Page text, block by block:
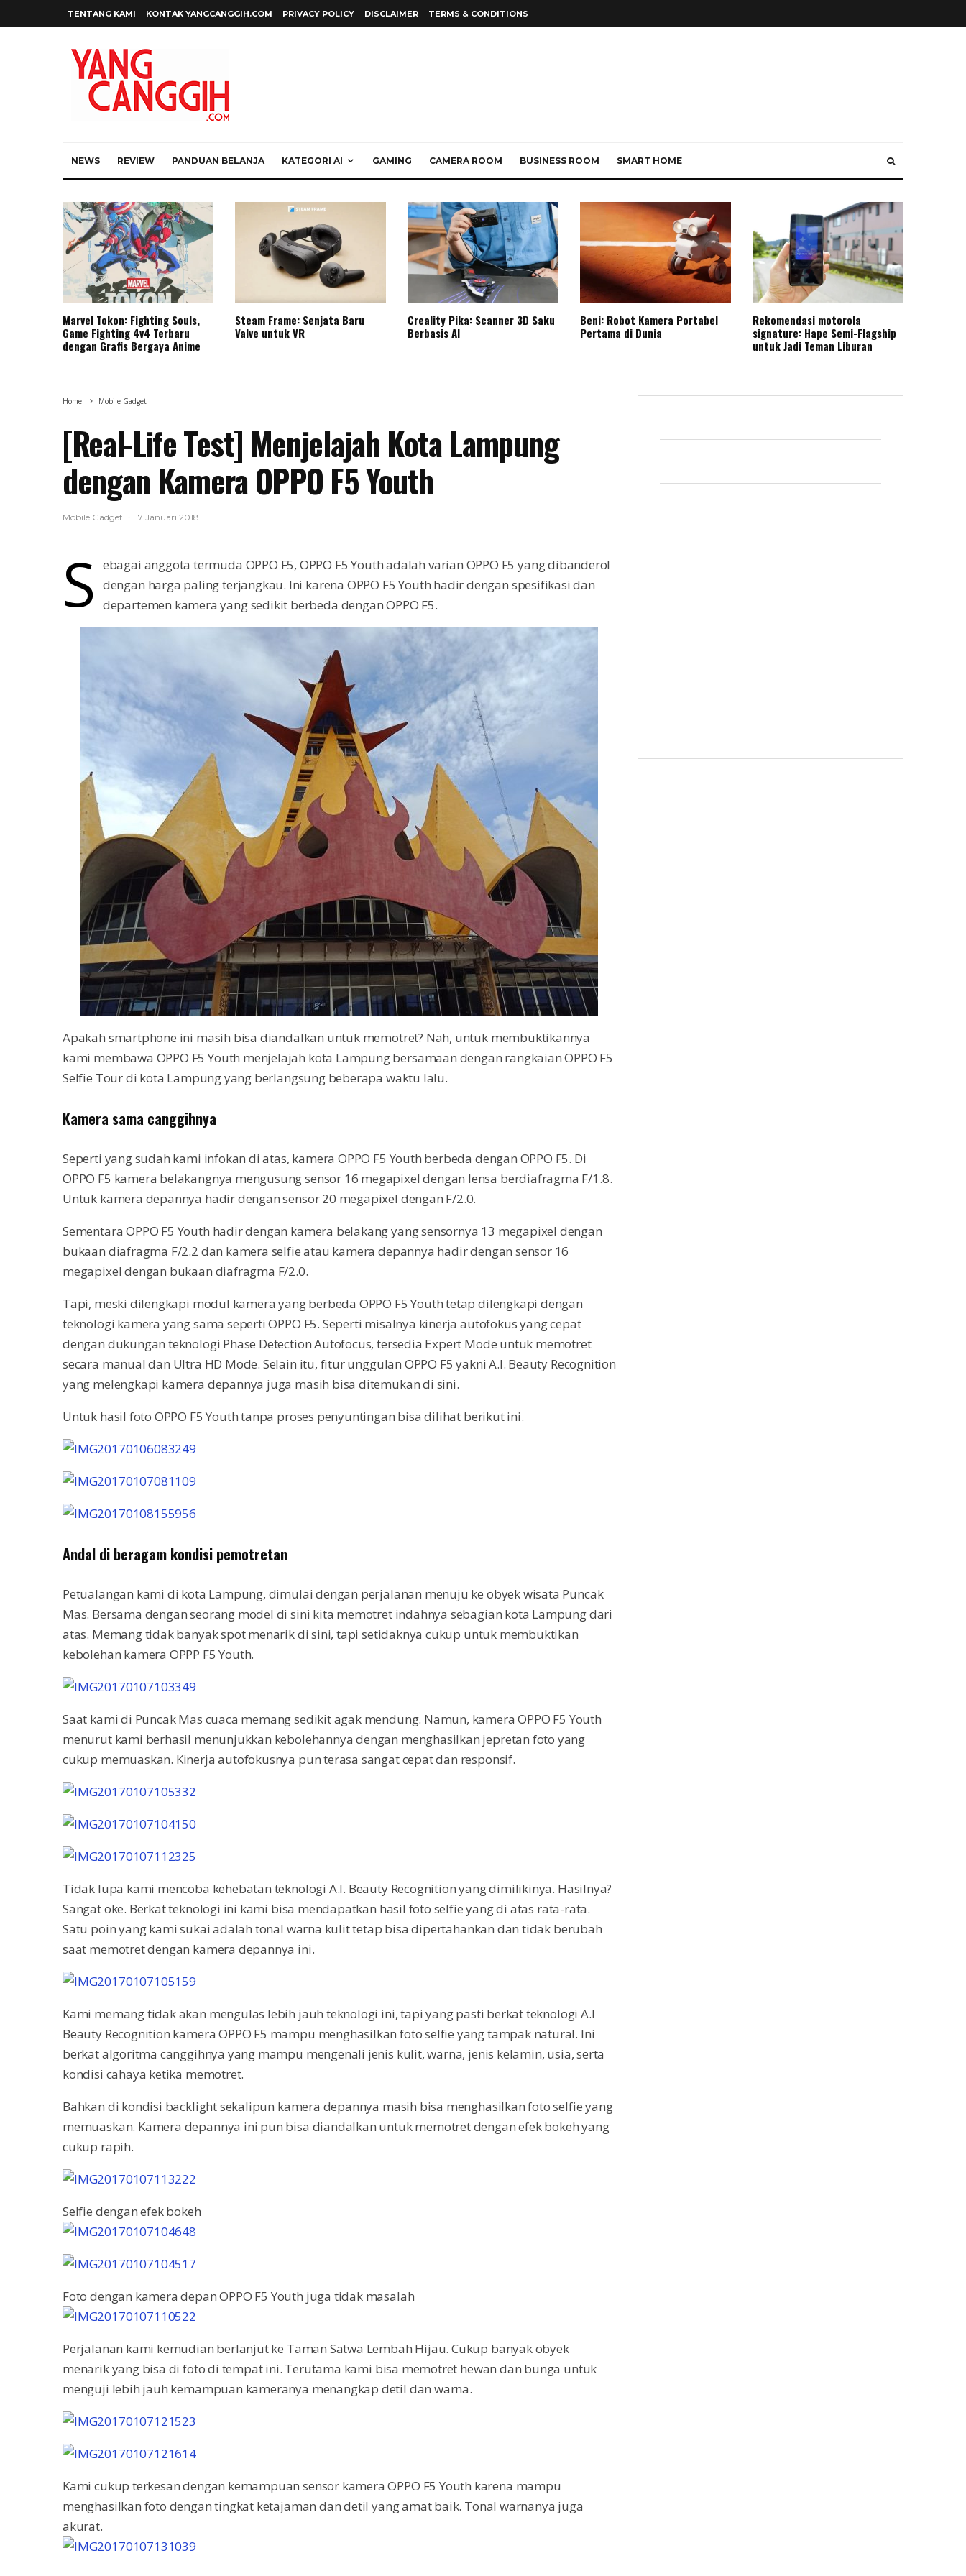
TENTANG KAMI KONTAK YANGCANGGIH.COM PRIVACY POLICY DISCLAIMER TERMS & CONDITIONS
NEWS REVIEW PANDUAN BELANJA KATEGORI AI GAMING CAMERA ROOM BUSINESS ROOM SMART HOME
Marvel Tokon: Fighting Souls,
Game Fighting 4v4 Terbaru
dengan Grafis Bergaya Anime
Steam Frame: Senjata Baru
Valve untuk VR
Creality Pika: Scanner 3D Saku
Berbasis AI
Beni: Robot Kamera Portabel
Pertama di Dunia
Rekomendasi motorola
signature: Hape Semi-Flagship
untuk Jadi Teman Liburan
Home Mobile Gadget
[Real-Life Test] Menjelajah Kota Lampung
dengan Kamera OPPO F5 Youth
Mobile Gadget · 17 Januari 2018
S ebagai anggota termuda OPPO F5, OPPO F5 Youth adalah varian OPPO F5 yang dibanderol
dengan harga paling terjangkau. Ini karena OPPO F5 Youth hadir dengan spesifikasi dan
departemen kamera yang sedikit berbeda dengan OPPO F5.
Apakah smartphone ini masih bisa diandalkan untuk memotret? Nah, untuk membuktikannya
kami membawa OPPO F5 Youth menjelajah kota Lampung bersamaan dengan rangkaian OPPO F5
Selfie Tour di kota Lampung yang berlangsung beberapa waktu lalu.
Kamera sama canggihnya
Seperti yang sudah kami infokan di atas, kamera OPPO F5 Youth berbeda dengan OPPO F5. Di
OPPO F5 kamera belakangnya mengusung sensor 16 megapixel dengan lensa berdiafragma F/1.8.
Untuk kamera depannya hadir dengan sensor 20 megapixel dengan F/2.0.
Sementara OPPO F5 Youth hadir dengan kamera belakang yang sensornya 13 megapixel dengan
bukaan diafragma F/2.2 dan kamera selfie atau kamera depannya hadir dengan sensor 16
megapixel dengan bukaan diafragma F/2.0.
Tapi, meski dilengkapi modul kamera yang berbeda OPPO F5 Youth tetap dilengkapi dengan
teknologi kamera yang sama seperti OPPO F5. Seperti misalnya kinerja autofokus yang cepat
dengan dukungan teknologi Phase Detection Autofocus, tersedia Expert Mode untuk memotret
secara manual dan Ultra HD Mode. Selain itu, fitur unggulan OPPO F5 yakni A.I. Beauty Recognition
yang melengkapi kamera depannya juga masih bisa ditemukan di sini.
Untuk hasil foto OPPO F5 Youth tanpa proses penyuntingan bisa dilihat berikut ini.
Andal di beragam kondisi pemotretan
Petualangan kami di kota Lampung, dimulai dengan perjalanan menuju ke obyek wisata Puncak
Mas. Bersama dengan seorang model di sini kita memotret indahnya sebagian kota Lampung dari
atas. Memang tidak banyak spot menarik di sini, tapi setidaknya cukup untuk membuktikan
kebolehan kamera OPPP F5 Youth.
Saat kami di Puncak Mas cuaca memang sedikit agak mendung. Namun, kamera OPPO F5 Youth
menurut kami berhasil menunjukkan kebolehannya dengan menghasilkan jepretan foto yang
cukup memuaskan. Kinerja autofokusnya pun terasa sangat cepat dan responsif.
Tidak lupa kami mencoba kehebatan teknologi A.I. Beauty Recognition yang dimilikinya. Hasilnya?
Sangat oke. Berkat teknologi ini kami bisa mendapatkan hasil foto selfie yang di atas rata-rata.
Satu poin yang kami sukai adalah tonal warna kulit tetap bisa dipertahankan dan tidak berubah
saat memotret dengan kamera depannya ini.
Kami memang tidak akan mengulas lebih jauh teknologi ini, tapi yang pasti berkat teknologi A.I
Beauty Recognition kamera OPPO F5 mampu menghasilkan foto selfie yang tampak natural. Ini
berkat algoritma canggihnya yang mampu mengenali jenis kulit, warna, jenis kelamin, usia, serta
kondisi cahaya ketika memotret.
Bahkan di kondisi backlight sekalipun kamera depannya masih bisa menghasilkan foto selfie yang
memuaskan. Kamera depannya ini pun bisa diandalkan untuk memotret dengan efek bokeh yang
cukup rapih.
Selfie dengan efek bokeh
Foto dengan kamera depan OPPO F5 Youth juga tidak masalah
Perjalanan kami kemudian berlanjut ke Taman Satwa Lembah Hijau. Cukup banyak obyek
menarik yang bisa di foto di tempat ini. Terutama kami bisa memotret hewan dan bunga untuk
menguji lebih jauh kemampuan kameranya menangkap detil dan warna.
Kami cukup terkesan dengan kemampuan sensor kamera OPPO F5 Youth karena mampu
menghasilkan foto dengan tingkat ketajaman dan detil yang amat baik. Tonal warnanya juga
akurat.